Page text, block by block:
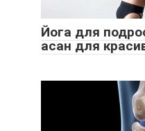
Йога для
асан для